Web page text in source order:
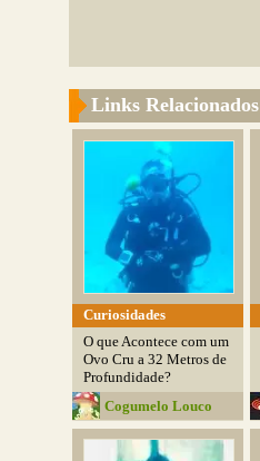
Links Relacionados
Curiosidades
O que Acontece com um
Ovo Cru a 32 Metros de
Profundidade?
Cogumelo Louco